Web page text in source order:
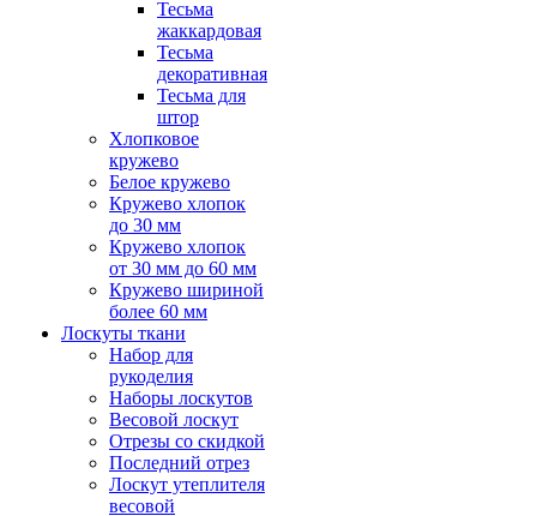
Тесьма
жаккардовая
Тесьма
декоративная
Тесьма для
штор
Хлопковое
кружево
Белое кружево
Кружево хлопок
до 30 мм
Кружево хлопок
от 30 мм до 60 мм
Кружево шириной
более 60 мм
Лоскуты ткани
Набор для
рукоделия
Наборы лоскутов
Весовой лоскут
Отрезы со скидкой
Последний отрез
Лоскут утеплителя
весовой